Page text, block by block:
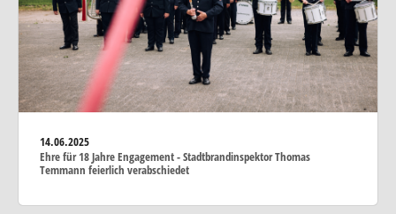
14.06.2025
Ehre für 18 Jahre Engagement - Stadtbrandinspektor Thomas
Temmann feierlich verabschiedet